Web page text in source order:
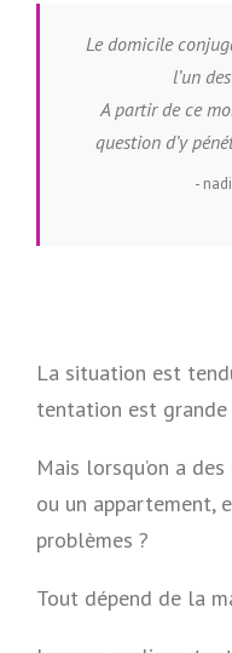
Le domicile
l’un
A partir de ce
question d’y
La situation est
tentation est
Mais lorsqu’on a
ou un appartement,
problèmes ?
Tout dépend de la